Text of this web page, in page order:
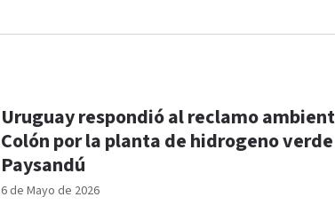
6 de Mayo de 2026
Uruguay respondió al reclamo
Colón por la planta de hidrogeno
Paysandú